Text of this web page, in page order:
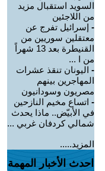
السويد استقبال مزيد
من اللاجئين
- إسرائيل تفرج عن
معتقلين سوريين من
القنيطرة بعد 13 شهراً
من ا ...
- اليونان تنقذ عشرات
المهاجرين بينهم
مصريون وسودانيون
- اتساع مخيم النازحين
في الأبيّض.. ماذا يحدث
شمالي كردفان غربي ...
المزيد.....
احدث الأخبار المهمة